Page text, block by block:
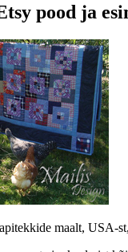
pood ja
maalt, USA-